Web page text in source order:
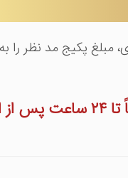
پکیج مد نظر را
فیش